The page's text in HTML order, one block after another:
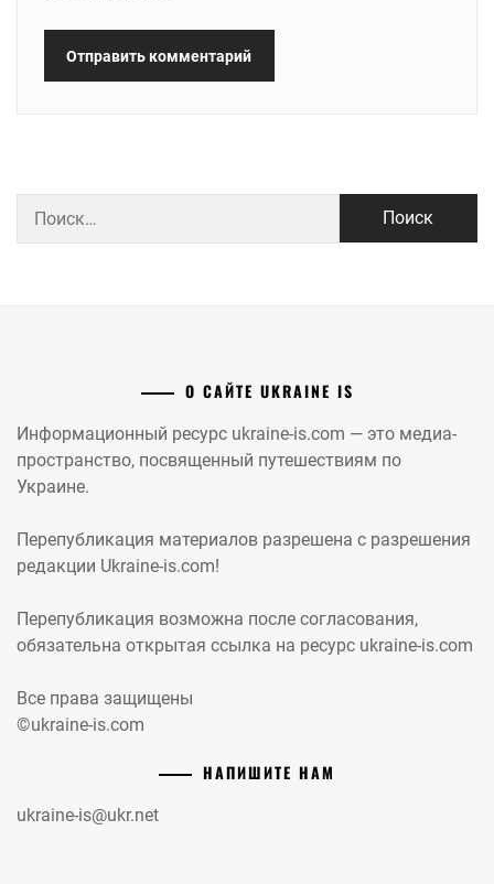
О САЙТЕ UKRAINE IS
Информационный ресурс ukraine-is.com — это медиа-
пространство, посвященный путешествиям по
Украине.
Перепубликация материалов разрешена с разрешения
редакции Ukraine-is.com!
Перепубликация возможна после согласования,
обязательна открытая ссылка на ресурс ukraine-is.com
Все права защищены
©ukraine-is.com
НАПИШИТЕ НАМ
ukraine-is@ukr.net